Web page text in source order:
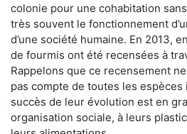
colonie pour une cohabitation
très souvent le fonctionnement
d’une société humaine. En 2013,
de fourmis ont été recensées à
Rappelons que ce recensement
pas compte de toutes les espèces
succès de leur évolution est en
organisation sociale, à leurs